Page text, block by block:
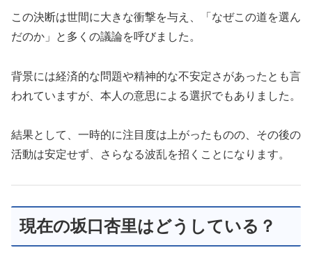
この決断は世間に大きな衝撃を与え、「なぜこの道を選ん
だのか」と多くの議論を呼びました。
背景には経済的な問題や精神的な不安定さがあったとも言
われていますが、本人の意思による選択でもありました。
結果として、一時的に注目度は上がったものの、その後の
活動は安定せず、さらなる波乱を招くことになります。
現在の坂口杏里はどうしている？